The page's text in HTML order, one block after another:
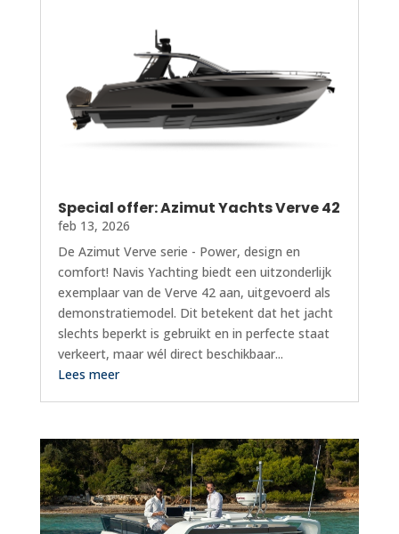
Special offer: Azimut Yachts Verve 42
feb 13, 2026
De Azimut Verve serie - Power, design en
comfort! Navis Yachting biedt een uitzonderlijk
exemplaar van de Verve 42 aan, uitgevoerd als
demonstratiemodel. Dit betekent dat het jacht
slechts beperkt is gebruikt en in perfecte staat
verkeert, maar wél direct beschikbaar...
Lees meer